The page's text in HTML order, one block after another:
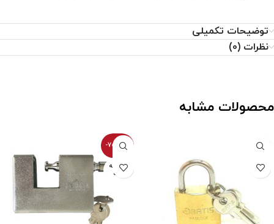
توضیحات تکمیلی
نظرات (0)
محصولات مشابه
-700100%
فروخته
شده